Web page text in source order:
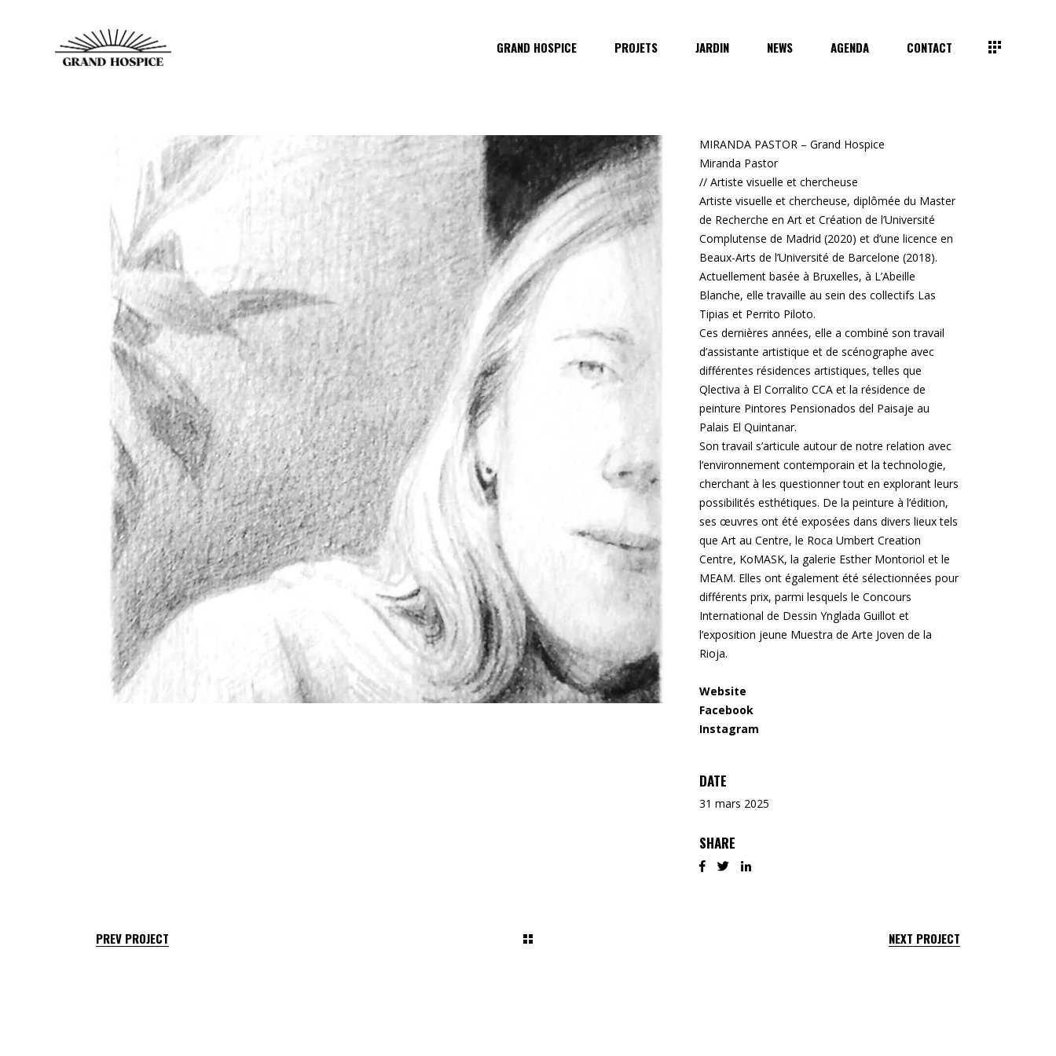
GRAND HOSPICE PROJETS JARDIN NEWS AGENDA CONTACT
MIRANDA PASTOR –Grand Hospice
Miranda Pastor
// Artiste visuelle et chercheuse
Artiste visuelle et chercheuse, diplômée du Master
de Recherche en Art et Création de l’Université
Complutense de Madrid (2020) et d’une licence en
Beaux-Arts de l’Université de Barcelone (2018).
Actuellement basée à Bruxelles, à L’Abeille
Blanche, elle travaille au sein des collectifs Las
Tipias et Perrito Piloto.
Ces dernières années, elle a combiné son travail
d’assistante artistique et de scénographe avec
différentes résidences artistiques, telles que
Qlectiva à El Corralito CCA et la résidence de
peinture Pintores Pensionados del Paisaje au
Palais El Quintanar.
Son travail s’articule autour de notre relation avec
l’environnement contemporain et la technologie,
cherchant à les questionner tout en explorant leurs
possibilités esthétiques. De la peinture à l’édition,
ses œuvres ont été exposées dans divers lieux tels
que Art au Centre, le Roca Umbert Creation
Centre, KoMASK, la galerie Esther Montoriol et le
MEAM. Elles ont également été sélectionnées pour
différents prix, parmi lesquels le Concours
International de Dessin Ynglada Guillot et
l’exposition jeune Muestra de Arte Joven de la
Rioja.
Website
Facebook
Instagram
DATE
31 mars 2025
SHARE
PREV PROJECT NEXT PROJECT